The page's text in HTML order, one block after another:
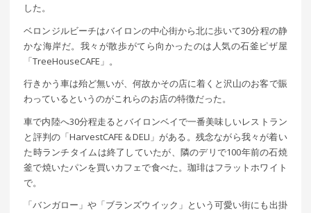
した。
ベロンジルビーチはバイロンの中心街から北に歩いて30分程の静
かな海岸だ。我々が散歩がてら向かったのは人気の石釜ピザ屋
「TreeHouseCAFE」。
行きかう車は殆ど無いが、何故かその店に着くと沢山のお客で賑
わっているというのがこれらのお店の特徴だった。
車で内陸へ30分程走るとバイロンベイで一番美味しいレストラン
と評判の「HarvestCAFE＆DELI」がある。残念ながら我々が着い
た時ランチタイムは終了していたが、隣のデリで100年前の石焼
釜で焼いたパンを買いカフェで食べた。珈琲はフラットホワイト
で。
「バンガロー」や「ブランズウイック」という可愛い街にも出掛